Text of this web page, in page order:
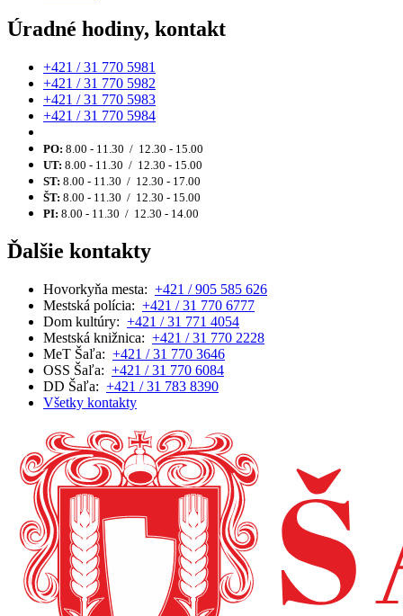
Úradné hodiny, kontakt
+421 / 31 770 5981
+421 / 31 770 5982
+421 / 31 770 5983
+421 / 31 770 5984
PO: 8.00 - 11.30 / 12.30 - 15.00
UT: 8.00 - 11.30 / 12.30 - 15.00
ST: 8.00 - 11.30 / 12.30 - 17.00
ŠT: 8.00 - 11.30 / 12.30 - 15.00
PI: 8.00 - 11.30 / 12.30 - 14.00
Ďalšie kontakty
Hovorkyňa mesta: +421 / 905 585 626
Mestská polícia: +421 / 31 770 6777
Dom kultúry: +421 / 31 771 4054
Mestská knižnica: +421 / 31 770 2228
MeT Šaľa: +421 / 31 770 3646
OSS Šaľa: +421 / 31 770 6084
DD Šaľa: +421 / 31 783 8390
Všetky kontakty